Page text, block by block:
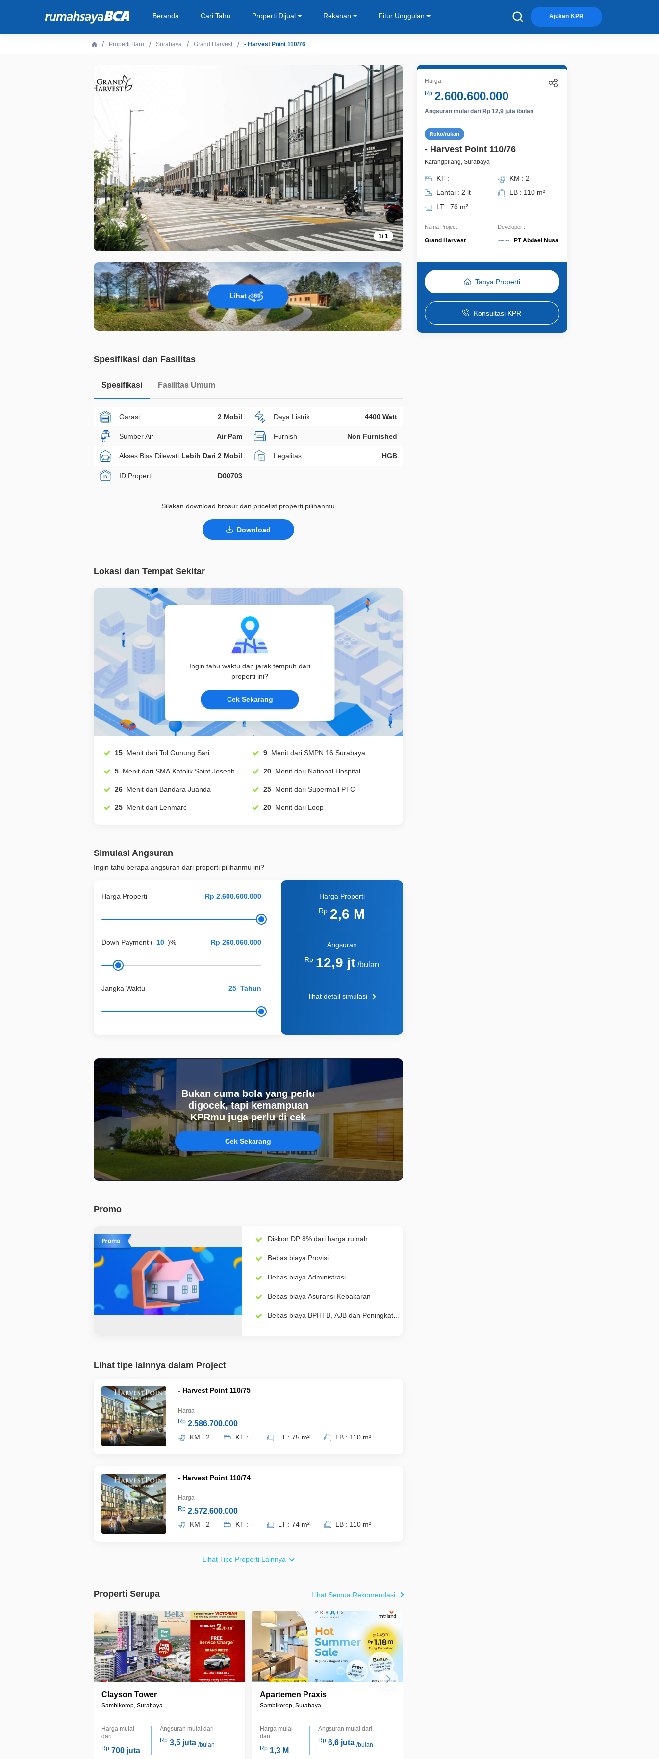
Beranda Cari Tahu Properti Dijual Rekanan Fitur Unggulan Ajukan KPR
Properti Baru Surabaya Grand Harvest - Harvest Point 110/76
1/1
Lihat
Spesifikasi dan Fasilitas
Spesifikasi Fasilitas Umum
Garasi 2 Mobil Daya Listrik 4400 Watt
Sumber Air Air Pam Furnish Non Furnished
Akses Bisa Dilewati Lebih Dari 2 Mobil Legalitas HGB
ID Properti D00703
Silakan download brosur dan pricelist properti pilihanmu
Download
Lokasi dan Tempat Sekitar
Ingin tahu waktu dan jarak tempuh dari
properti ini?
Cek Sekarang
15 Menit dari Tol Gunung Sari 9 Menit dari SMPN 16 Surabaya
5 Menit dari SMA Katolik Saint Joseph 20 Menit dari National Hospital
26 Menit dari Bandara Juanda 25 Menit dari Supermall PTC
25 Menit dari Lenmarc 20 Menit dari Loop
Simulasi Angsuran
Ingin tahu berapa angsuran dari properti pilihanmu ini?
Harga Properti
Down Payment ( )%
Jangka Waktu Tahun
Harga Properti
Rp 2,6 M
Angsuran
Rp 12,9 jt /bulan
lihat detail simulasi
Bukan cuma bola yang perlu
digocek, tapi kemampuan
KPRmu juga perlu di cek
Cek Sekarang
Promo
Diskon DP 8% dari harga rumah
Bebas biaya Provisi
Bebas biaya Administrasi
Bebas biaya Asuransi Kebakaran
Bebas biaya BPHTB, AJB dan Peningkatan
Lihat tipe lainnya dalam Project
- Harvest Point 110/75
Harga
Rp 2.586.700.000
KM : 2 KT : - LT : 75 m² LB : 110 m²
- Harvest Point 110/74
Harga
Rp 2.572.600.000
KM : 2 KT : - LT : 74 m² LB : 110 m²
Lihat Tipe Properti Lainnya
Properti Serupa Lihat Semua Rekomendasi
Clayson Tower
Sambikerep, Surabaya
Harga mulai
dari
Rp 700 juta
Angsuran mulai dari
Rp 3,5 juta /bulan
Apartemen Praxis
Sambikerep, Surabaya
Harga mulai
dari
Rp 1,3 M
Angsuran mulai dari
Rp 6,6 juta /bulan
Harga
Rp 2.600.600.000
Angsuran mulai dari Rp 12,9 juta /bulan
Ruko/rukan
- Harvest Point 110/76
Karangpilang, Surabaya
KT : -
KM : 2
Lantai : 2 lt
LB : 110 m²
LT : 76 m²
Nama Project :
Grand Harvest
Developer :
PT Abdael Nusa
Tanya Properti
Konsultasi KPR